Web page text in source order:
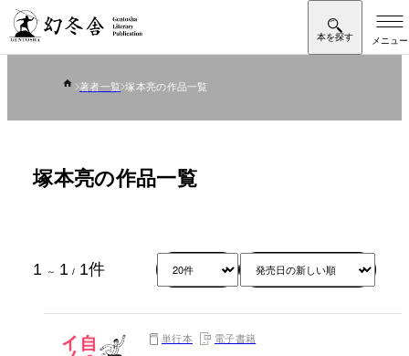
著者一覧 塚本亮の作品一覧
塚本亮の作品一覧
1 ～ 1 / 1件
単行本 電子書籍